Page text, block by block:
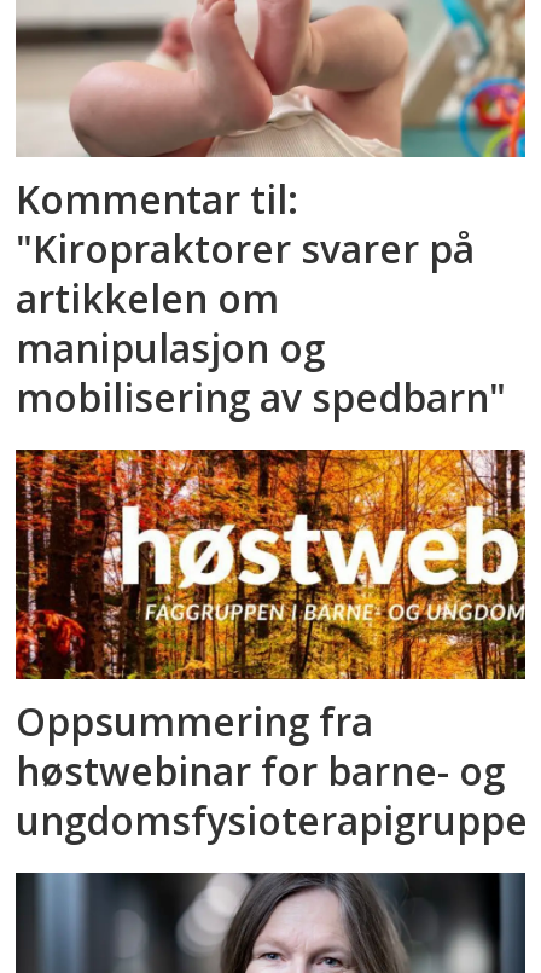
Kommentar til:
"Kiropraktorer svarer på
artikkelen om
manipulasjon og
mobilisering av spedbarn"
Oppsummering fra
høstwebinar for barne- og